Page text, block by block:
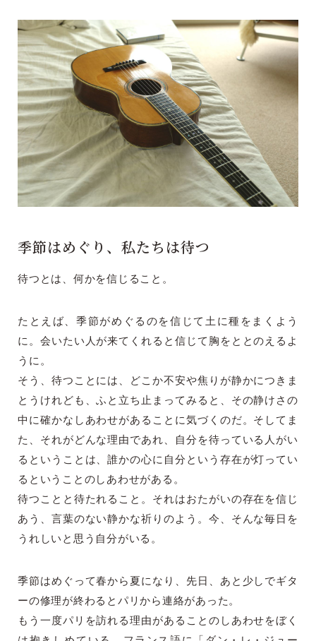
季節はめぐり、私たちは待つ
待つとは、何かを信じること。
たとえば、季節がめぐるのを信じて土に種をまくよう
に。会いたい人が来てくれると信じて胸をととのえるよ
うに。
そう、待つことには、どこか不安や焦りが静かにつきま
とうけれども、ふと立ち止まってみると、その静けさの
中に確かなしあわせがあることに気づくのだ。そしてま
た、それがどんな理由であれ、自分を待っている人がい
るということは、誰かの心に自分という存在が灯ってい
るということのしあわせがある。
待つことと待たれること。それはおたがいの存在を信じ
あう、言葉のない静かな祈りのよう。今、そんな毎日を
うれしいと思う自分がいる。
季節はめぐって春から夏になり、先日、あと少しでギタ
ーの修理が終わるとパリから連絡があった。
もう一度パリを訪れる理由があることのしあわせをぼく